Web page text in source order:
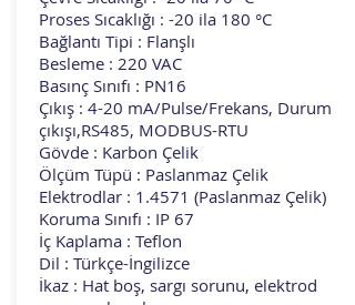
Proses Sıcaklığı : -20 ila 180 °C
Bağlantı Tipi : Flanşlı
Besleme : 220 VAC
Basınç Sınıfı : PN16
Çıkış : 4-20 mA/Pulse/Frekans, Durum
çıkışı,RS485, MODBUS-RTU
Gövde : Karbon Çelik
Ölçüm Tüpü : Paslanmaz Çelik
Elektrodlar : 1.4571 (Paslanmaz Çelik)
Koruma Sınıfı : IP 67
İç Kaplama : Teflon
Dil : Türkçe-İngilizce
İkaz : Hat boş, sargı sorunu, elektrod